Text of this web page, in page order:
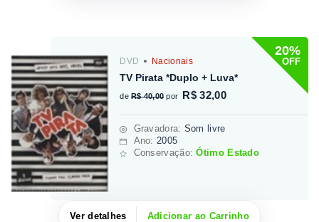
20%
OFF
DVD Nacionais
TV Pirata *Duplo + Luva*
de R$ 40,00 por R$ 32,00
Gravadora: Som livre
Ano: 2005
Conservação:Ótimo Estado
Ver detalhes Adicionar ao Carrinho